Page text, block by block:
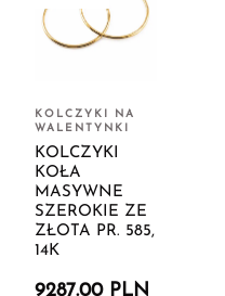
KOLCZYKI NA
WALENTYNKI
KOLCZYKI
KOŁA
MASYWNE
SZEROKIE ZE
ZŁOTA PR. 585,
14K
9287.00 PLN